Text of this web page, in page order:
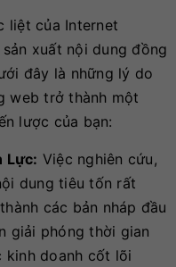
liệt của Internet
xuất nội dung đồng
đây là những lý do
web trở thành một
lược của bạn:
Lực: Việc nghiên cứu,
dung tiêu tốn rất
các bản nháp đầu
giải phóng thời gian
kinh doanh cốt lõi